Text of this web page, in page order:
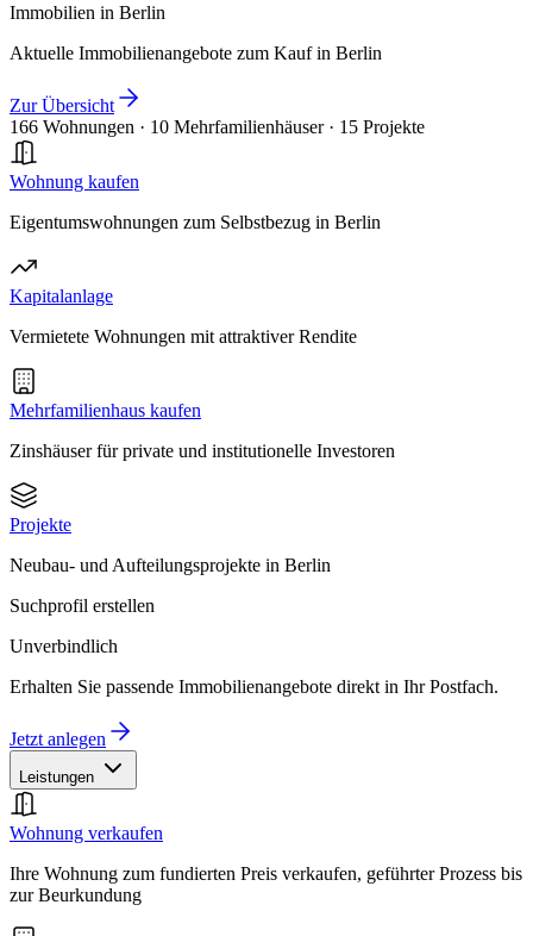
Immobilien in Berlin
Aktuelle Immobilienangebote zum Kauf in Berlin
Zur Übersicht
166 Wohnungen · 10 Mehrfamilienhäuser · 15 Projekte
Wohnung kaufen
Eigentumswohnungen zum Selbstbezug in Berlin
Kapitalanlage
Vermietete Wohnungen mit attraktiver Rendite
Mehrfamilienhaus kaufen
Zinshäuser für private und institutionelle Investoren
Projekte
Neubau- und Aufteilungsprojekte in Berlin
Suchprofil erstellen
Unverbindlich
Erhalten Sie passende Immobilienangebote direkt in Ihr Postfach.
Jetzt anlegen
Leistungen
Wohnung verkaufen
Ihre Wohnung zum fundierten Preis verkaufen, geführter Prozess bis
zur Beurkundung